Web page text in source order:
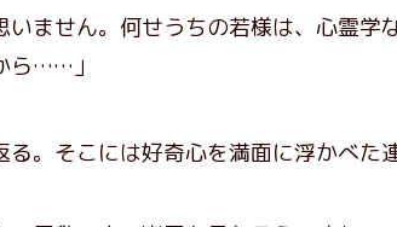
いません。何せうちの若様は、心霊
ら……」
。そこには好奇心を満面に浮かべた